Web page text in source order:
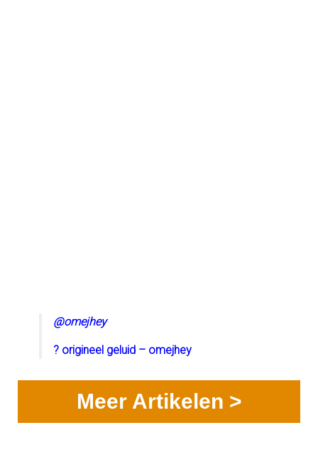
@omejhey
? origineel geluid – omejhey
Meer Artikelen >